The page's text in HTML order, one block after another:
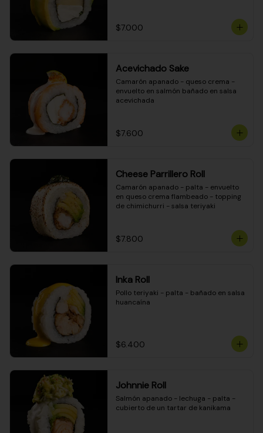
$7.000
Acevichado Sake
Camarón apanado - queso crema -
envuelto en salmón bañado en salsa
acevichada
$7.600
Cheese Parrillero Roll
Camarón apanado - palta - envuelto
en queso crema flambeado - topping
de chimichurri - salsa teriyaki
$7.800
Inka Roll
Pollo teriyaki - palta - bañado en salsa
huancaína
$6.400
Johnnie Roll
Salmón apanado - lechuga - palta -
cubierto de un tartar de kanikama